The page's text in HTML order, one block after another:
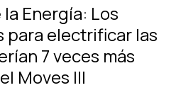
Energía: Los
para electrificar las
7 veces más
Moves III